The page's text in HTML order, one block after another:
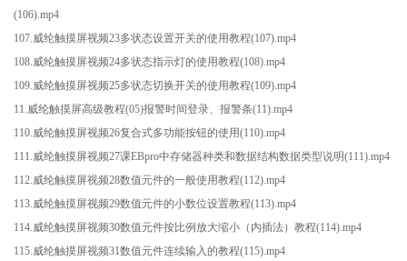
(106).mp4
107.威纶触摸屏视频23多状态设置开关的使用教程(107).mp4
108.威纶触摸屏视频24多状态指示灯的使用教程(108).mp4
109.威纶触摸屏视频25多状态切换开关的使用教程(109).mp4
11.威纶触摸屏高级教程(05)报警时间登录、报警条(11).mp4
110.威纶触摸屏视频26复合式多功能按钮的使用(110).mp4
111.威纶触摸屏视频27课EBpro中存储器种类和数据结构数据类型说明(111).mp4
112.威纶触摸屏视频28数值元件的一般使用教程(112).mp4
113.威纶触摸屏视频29数值元件的小数位设置教程(113).mp4
114.威纶触摸屏视频30数值元件按比例放大缩小（内插法）教程(114).mp4
115.威纶触摸屏视频31数值元件连续输入的教程(115).mp4